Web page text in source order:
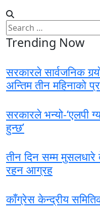
Search
for:
Trending Now
सरकारले सार्वजनिक
अन्तिम तीन महिनाको
सरकारले भन्यो-‘एलपी
हुन्छ’
तीन दिन सम्म
रहन आग्रह
काँग्रेस केन्द्रीय